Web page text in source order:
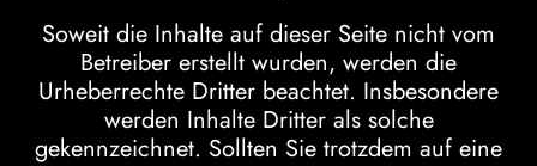
Soweit die Inhalte auf dieser Seite nicht vom
Betreiber erstellt wurden, werden die
Urheberrechte Dritter beachtet. Insbesondere
werden Inhalte Dritter als solche
gekennzeichnet. Sollten Sie trotzdem auf eine